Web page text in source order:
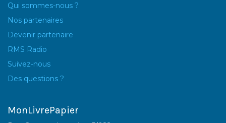
Qui sommes-nous ?
Nos partenaires
Devenir partenaire
RMS Radio
Suivez-nous
Des questions ?
MonLivrePapier